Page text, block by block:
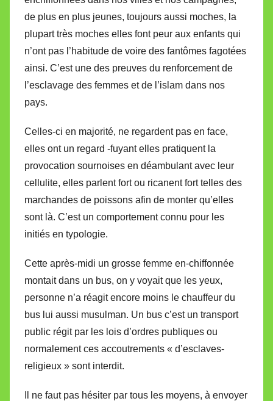
de plus en plus jeunes, toujours aussi moches, la
plupart très moches elles font peur aux enfants qui
n’ont pas l’habitude de voire des fantômes fagotées
ainsi. C’est une des preuves du renforcement de
l’esclavage des femmes et de l’islam dans nos
pays.
Celles-ci en majorité, ne regardent pas en face,
elles ont un regard -fuyant elles pratiquent la
provocation sournoises en déambulant avec leur
cellulite, elles parlent fort ou ricanent fort telles des
marchandes de poissons afin de monter qu’elles
sont là. C’est un comportement connu pour les
initiés en typologie.
Cette après-midi un grosse femme en-chiffonnée
montait dans un bus, on y voyait que les yeux,
personne n’a réagit encore moins le chauffeur du
bus lui aussi musulman. Un bus c’est un transport
public régit par les lois d’ordres publiques ou
normalement ces accoutrements « d’esclaves-
religieux » sont interdit.
Il ne faut pas hésiter par tous les moyens, à envoyer